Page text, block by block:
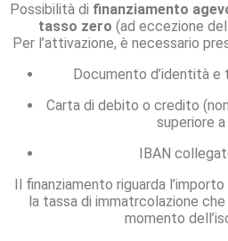
Possibilità di finanziamento
tasso zero (ad eccezione
Per l’attivazione, è necessario
Documento d’identità e
Carta di debito o credito
superiore
IBAN
Il finanziamento riguarda
la tassa di immatrcolazione
momento